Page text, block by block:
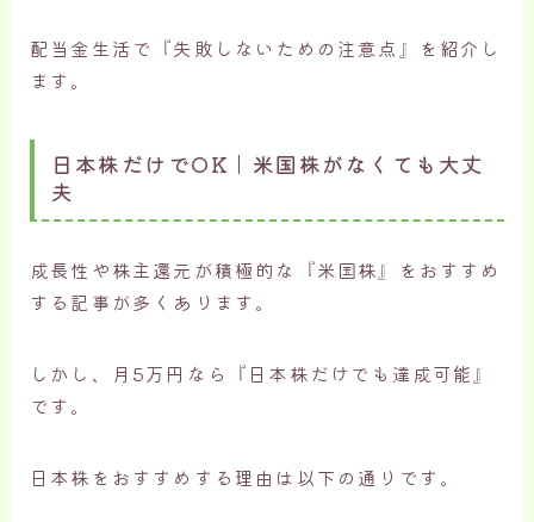
配当金生活で『失敗しないための注意点』を紹介し
ます。
日本株だけでOK｜米国株がなくても大丈
夫
成長性や株主還元が積極的な『米国株』をおすすめ
する記事が多くあります。
しかし、月5万円なら『日本株だけでも達成可能』
です。
日本株をおすすめする理由は以下の通りです。